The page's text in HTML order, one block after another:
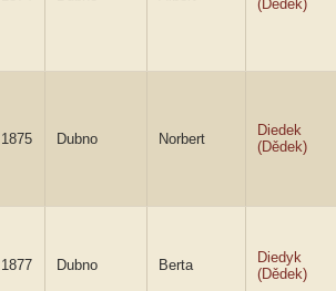
(Dědek)
1875 Dubno Norbert
Diedek
(Dědek)
1877 Dubno Berta
Diedyk
(Dědek)